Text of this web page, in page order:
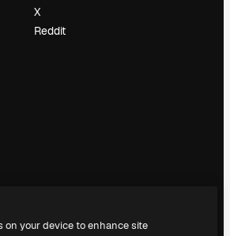
X
Reddit
on your device to enhance site